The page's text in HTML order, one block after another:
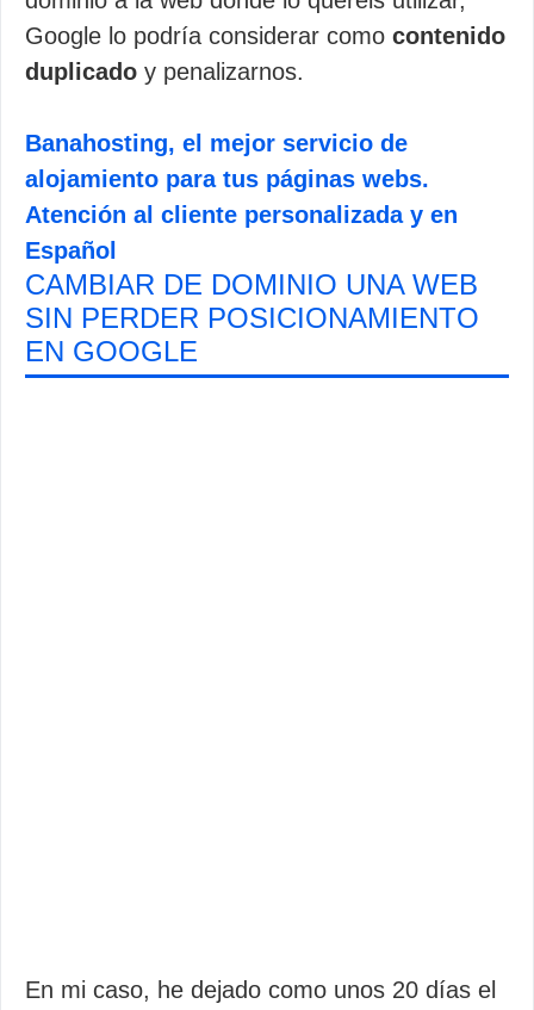
Google lo podría considerar como contenido
duplicado y penalizarnos.
Banahosting, el mejor servicio de
alojamiento para tus páginas webs.
Atención al cliente personalizada y en
Español
CAMBIAR DE DOMINIO UNA WEB
SIN PERDER POSICIONAMIENTO
EN GOOGLE
En mi caso, he dejado como unos 20 días el